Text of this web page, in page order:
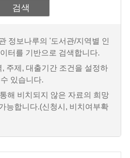
검색
정보나루의 '도서관/지역별 인
터를 기반으로 검색합니다.
, 주제, 대출기간 조건을 설정하
있습니다.
해 비치되지 않은 자료의 희망
능합니다.(신청시, 비치여부확